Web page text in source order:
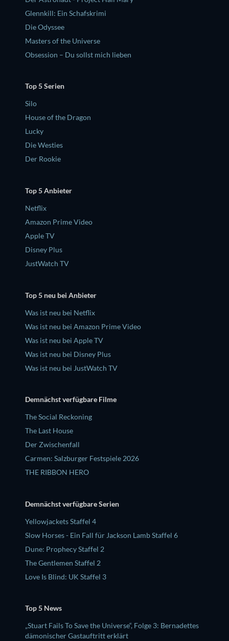
Glennkill: Ein Schafskrimi
Die Odyssee
Masters of the Universe
Obsession – Du sollst mich lieben
Top 5 Serien
Silo
House of the Dragon
Lucky
Die Westies
Der Rookie
Top 5 Anbieter
Netflix
Amazon Prime Video
Apple TV
Disney Plus
JustWatch TV
Top 5 neu bei Anbieter
Was ist neu bei Netflix
Was ist neu bei Amazon Prime Video
Was ist neu bei Apple TV
Was ist neu bei Disney Plus
Was ist neu bei JustWatch TV
Demnächst verfügbare Filme
The Social Reckoning
The Last House
Der Zwischenfall
Carmen: Salzburger Festspiele 2026
THE RIBBON HERO
Demnächst verfügbare Serien
Yellowjackets Staffel 4
Slow Horses - Ein Fall für Jackson Lamb Staffel 6
Dune: Prophecy Staffel 2
The Gentlemen Staffel 2
Love Is Blind: UK Staffel 3
Top 5 News
„Stuart Fails To Save the Universe“, Folge 3: Bernadettes
dämonischer Gastauftritt erklärt